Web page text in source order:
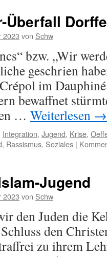
Überfall
2023 von Schw
bzw. „Wir
geschrien
im
bewaffnet
… Weiterlesen →
Integration, Jugend, Krise,
, Rassismus, Soziales |
Jugend
2023 von Schw
den Juden die
den
zu ihrem